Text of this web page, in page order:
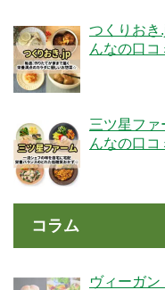
つくりおき
んなの口コ
三ツ星ファ
んなの口コ
コラム
ヴィーガ